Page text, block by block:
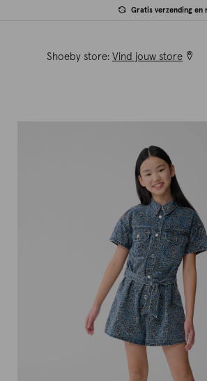
Gratis verzending
Shoeby store: Vind jouw store